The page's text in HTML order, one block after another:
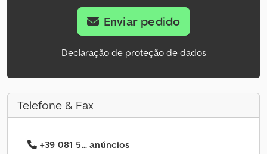
Enviar pedido
Declaração de proteção de dados
Telefone & Fax
+39 081 5... anúncios